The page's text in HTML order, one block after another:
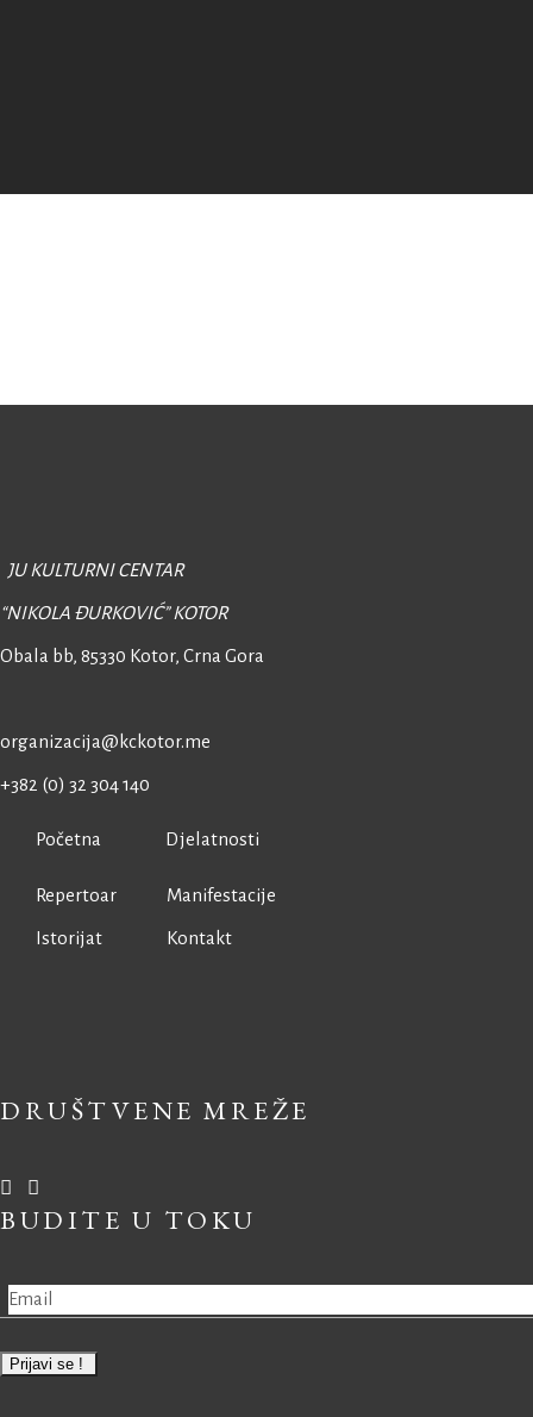
JU KULTURNI CENTAR
“NIKOLA ĐURKOVIĆ” KOTOR
Obala bb, 85330 Kotor, Crna Gora
organizacija@kckotor.me
+382 (0) 32 304 140
Početna Djelatnosti
Repertoar Manifestacije
Istorijat Kontakt
DRUŠTVENE MREŽE
BUDITE U TOKU